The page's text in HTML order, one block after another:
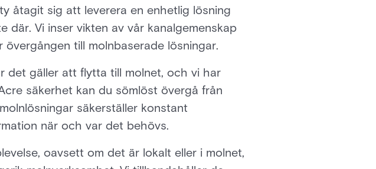
åtagit sig att leverera en enhetlig lösning
Vi inser vikten av vår kanalgemenskap
till molnbaserade lösningar.
det gäller att flytta till molnet, och vi har
säkerhet kan du sömlöst övergå från
säkerställer konstant
när och var det behövs.
oavsett om det är lokalt eller i molnet,